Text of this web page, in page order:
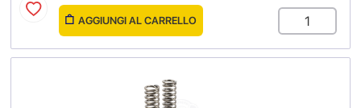
AGGIUNGI AL CARRELLO